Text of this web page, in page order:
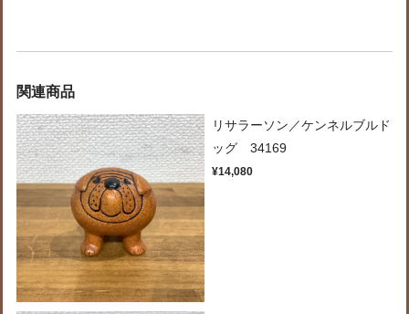
関連商品
リサラーソン／ケンネルブルド
ッグ 34169
¥14,080